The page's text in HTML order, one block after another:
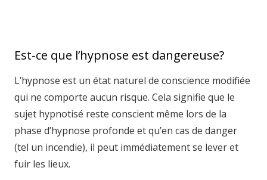
Est-ce que l’hypnose est dangereuse?
L’hypnose est un état naturel de conscience modifiée
qui ne comporte aucun risque. Cela signifie que le
sujet hypnotisé reste conscient même lors de la
phase d’hypnose profonde et qu’en cas de danger
(tel un incendie), il peut immédiatement se lever et
fuir les lieux.